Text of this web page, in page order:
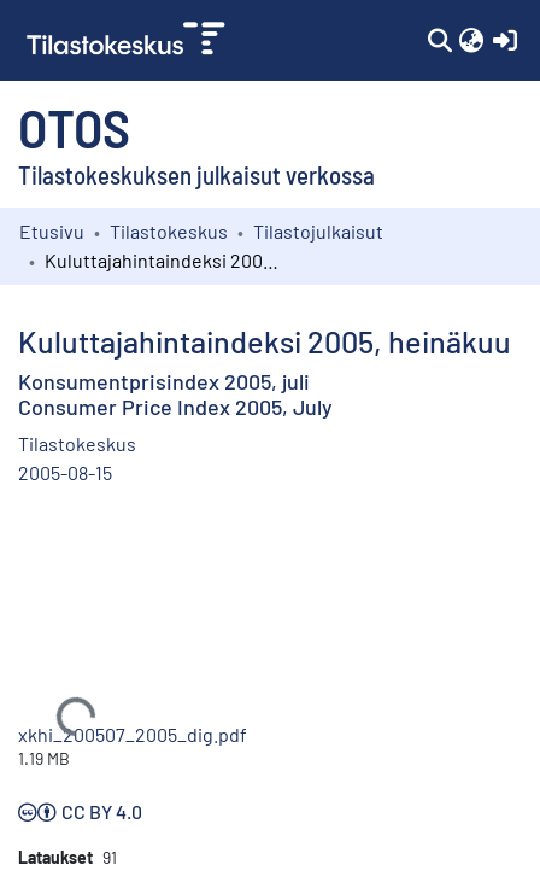
OTOS
Tilastokeskuksen julkaisut verkossa
Kokoelmat
Etusivu Tilastokeskus
Tilastojulkaisut
Kuluttajahintaindeksi 2005, heinäkuu
Konsumentprisindex 2005, juli
Consumer Price Index 2005, July
Tilastokeskus
2005-08-15
Ladataan...
xkhi_200507_2005_dig.pdf
1.19 MB
CC BY 4.0
Lataukset 91